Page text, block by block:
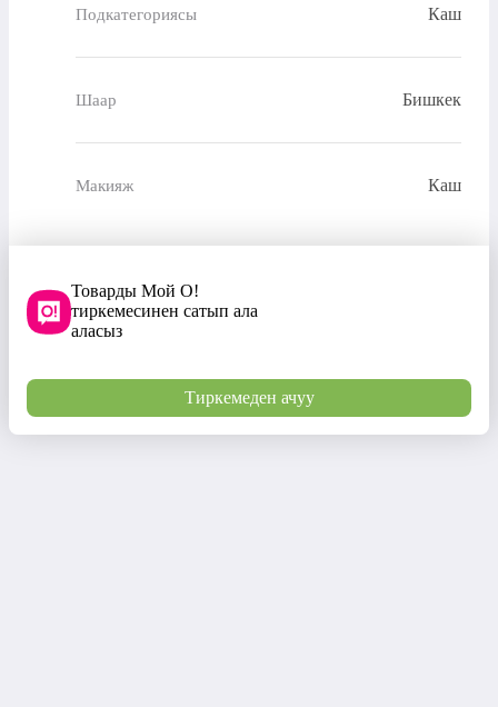
Подкатегориясы Каш
Шаар Бишкек
Макияж Каш
Товарды Мой О!
тиркемесинен сатып ала
аласыз
Тиркемеден ачуу